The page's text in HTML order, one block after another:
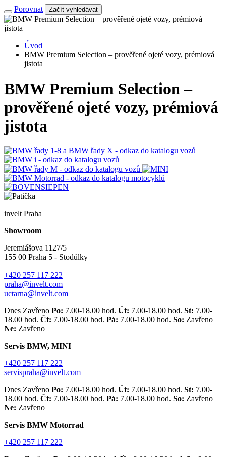
Porovnat Začít vyhledávat
Úvod
BMW Premium Selection – prověřené ojeté vozy, prémiová
jistota
BMW Premium Selection –
prověřené ojeté vozy, prémiová
jistota
invelt Praha
Showroom
Jeremiášova 1127/5
155 00 Praha 5 - Stodůlky
+420 257 117 222
praha@invelt.com
uctarna@invelt.com
Dnes Zavřeno Po: 7.00-18.00 hod. Út: 7.00-18.00 hod. St: 7.00-
18.00 hod. Čt: 7.00-18.00 hod. Pá: 7.00-18.00 hod. So: Zavřeno
Ne: Zavřeno
Servis BMW, MINI
+420 257 117 222
servispraha@invelt.com
Dnes Zavřeno Po: 7.00-18.00 hod. Út: 7.00-18.00 hod. St: 7.00-
18.00 hod. Čt: 7.00-18.00 hod. Pá: 7.00-18.00 hod. So: Zavřeno
Ne: Zavřeno
Servis BMW Motorrad
+420 257 117 222